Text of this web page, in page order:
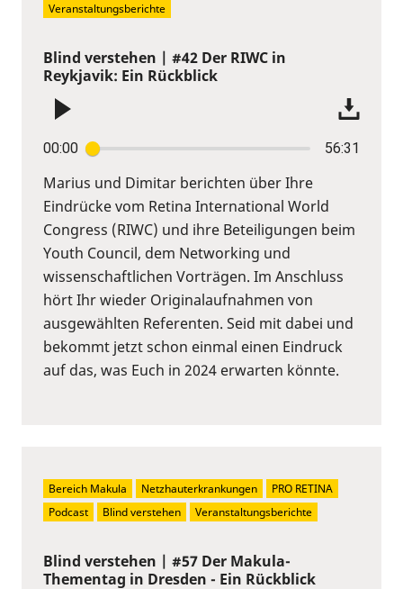
Blind verstehen | #42 Der RIWC in
Reykjavik: Ein Rückblick
00:00 56:31
Marius und Dimitar berichten über Ihre
Eindrücke vom Retina International World
Congress (RIWC) und ihre Beteiligungen beim
Youth Council, dem Networking und
wissenschaftlichen Vorträgen. Im Anschluss
hört Ihr wieder Originalaufnahmen von
ausgewählten Referenten. Seid mit dabei und
bekommt jetzt schon einmal einen Eindruck
auf das, was Euch in 2024 erwarten könnte.
Veranstaltungsberichte
Blind verstehen | #57 Der Makula-
Thementag in Dresden - Ein Rückblick
Bereich Makula Netzhauterkrankungen
PRO RETINA
Podcast
Blind verstehen Veranstaltungsberichte